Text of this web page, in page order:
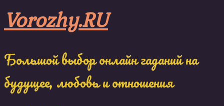
to
content
Vorozhy.RU
Большой выбор онлайн гаданий на
будущее, любовь и отношения